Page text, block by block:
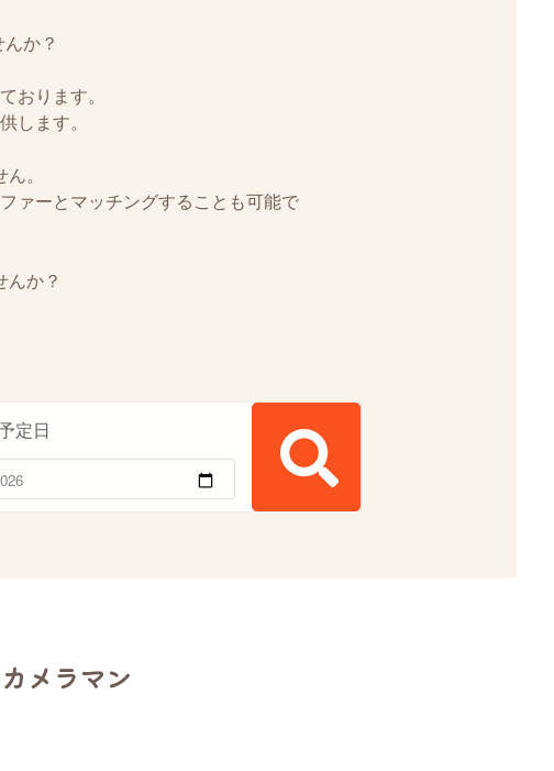
か？
おります。
します。
。
ァーとマッチングすることも可能で
か？
定日
メラマン